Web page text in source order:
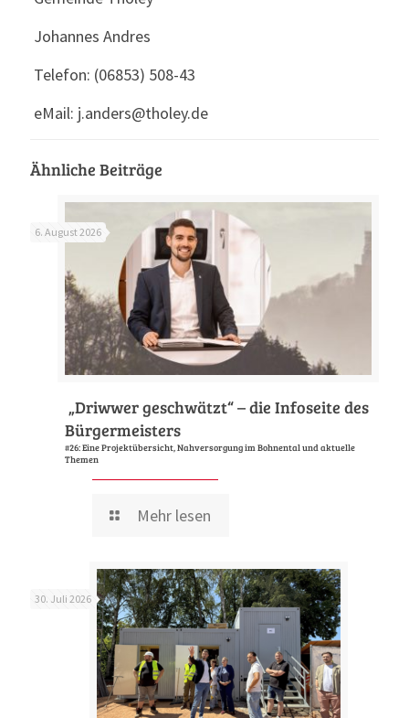
Johannes Andres
Telefon: (06853) 508-43
eMail: j.anders@tholey.de
Ähnliche Beiträge
6. August 2026
„Driwwer geschwätzt“ – die Infoseite des
Bürgermeisters
#26: Eine Projektübersicht, Nahversorgung im Bohnental und aktuelle
Themen
Mehr lesen
30. Juli 2026